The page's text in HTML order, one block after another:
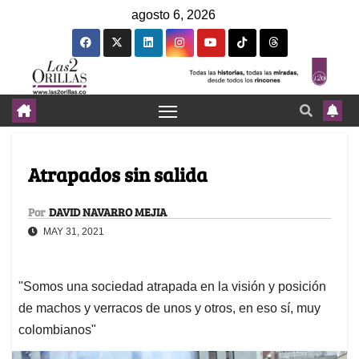
agosto 6, 2026
Atrapados sin salida
Por DAVID NAVARRO MEJIA
MAY 31, 2021
"Somos una sociedad atrapada en la visión y posición
de machos y verracos de unos y otros, en eso sí, muy
colombianos"